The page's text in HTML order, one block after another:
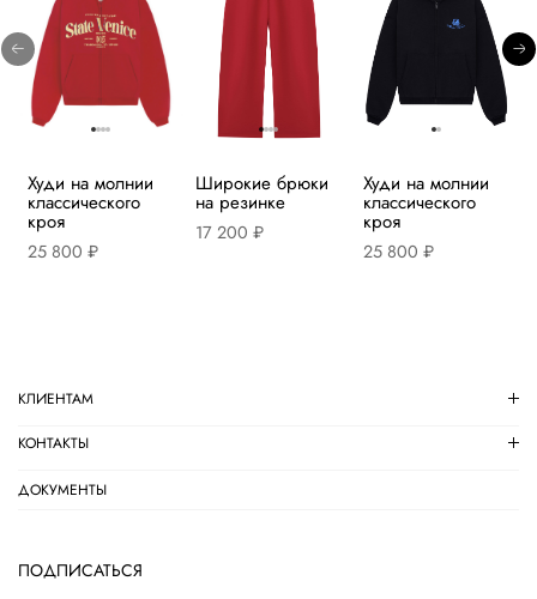
Худи на молнии
классического
кроя
25 800 ₽
Широкие брюки
на резинке
17 200 ₽
Худи на молнии
классического
кроя
25 800 ₽
КЛИЕНТАМ
КОНТАКТЫ
ДОКУМЕНТЫ
ПОДПИСАТЬСЯ